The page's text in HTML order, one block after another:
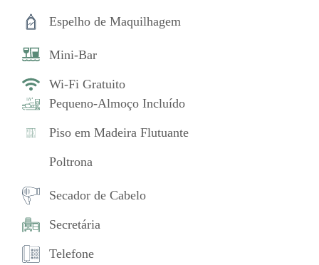
Espelho de Maquilhagem
Mini-Bar
Wi-Fi Gratuito
Pequeno-Almoço Incluído
Piso em Madeira Flutuante
Poltrona
Secador de Cabelo
Secretária
Telefone